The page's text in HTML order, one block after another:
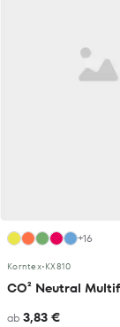
+16
Korntex•KX810
ab 3,83 €